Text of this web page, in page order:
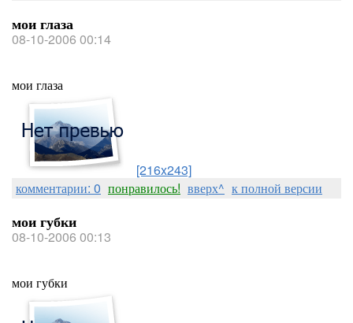
мои глаза
08-10-2006 00:14
мои глаза
[216x243]
комментарии: 0 понравилось! вверх^ к полной версии
мои губки
08-10-2006 00:13
мои губки